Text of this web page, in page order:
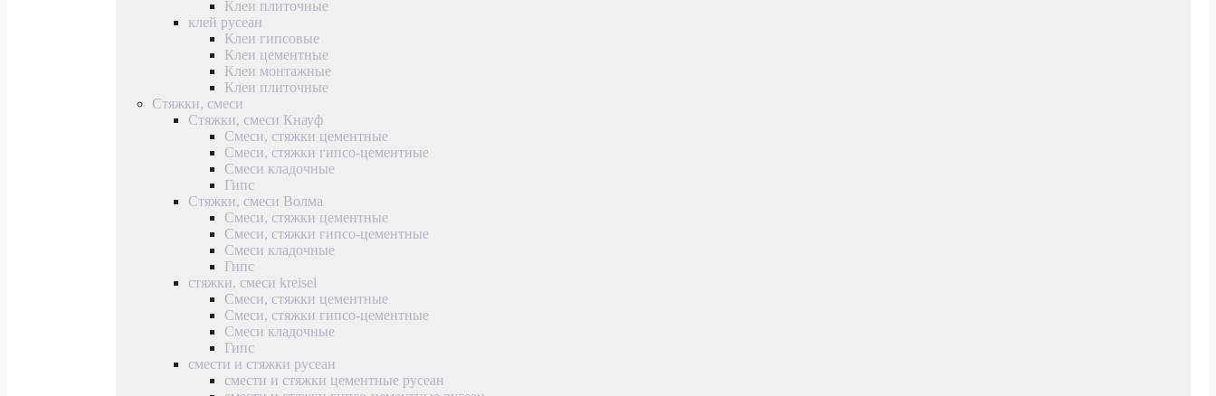
Клеи плиточные
клей русеан
Клеи гипсовые
Клеи цементные
Клеи монтажные
Клеи плиточные
Стяжки, смеси
Стяжки, смеси Кнауф
Смеси, стяжки цементные
Смеси, стяжки гипсо-цементные
Смеси кладочные
Гипс
Стяжки, смеси Волма
Смеси, стяжки цементные
Смеси, стяжки гипсо-цементные
Смеси кладочные
Гипс
стяжки, смеси kreisel
Смеси, стяжки цементные
Смеси, стяжки гипсо-цементные
Смеси кладочные
Гипс
смести и стяжки русеан
смести и стяжки цементные русеан